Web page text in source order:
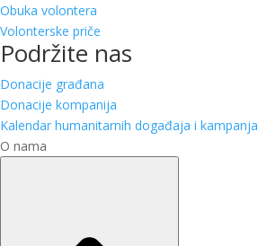
Obuka volontera
Volonterske priče
Podržite nas
Donacije građana
Donacije kompanija
Kalendar humanitarnih događaja i kampanja
O nama